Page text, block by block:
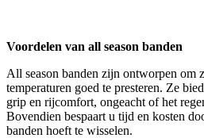
Voordelen van all season banden
All season banden zijn ontworpen om
temperaturen goed te presteren. Ze
grip en rijcomfort, ongeacht of het
Bovendien bespaart u tijd en kosten
banden hoeft te wisselen.